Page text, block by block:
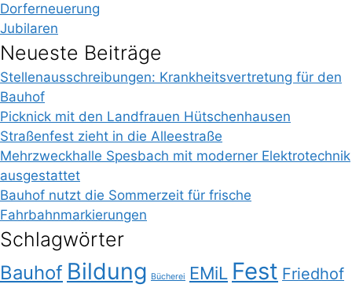
Dorferneuerung
Jubilaren
Neueste Beiträge
Stellenausschreibungen: Krankheitsvertretung für den
Bauhof
Picknick mit den Landfrauen Hütschenhausen
Straßenfest zieht in die Alleestraße
Mehrzweckhalle Spesbach mit moderner Elektrotechnik
ausgestattet
Bauhof nutzt die Sommerzeit für frische
Fahrbahnmarkierungen
Schlagwörter
Bauhof Bildung Bücherei EMiL Fest Friedhof